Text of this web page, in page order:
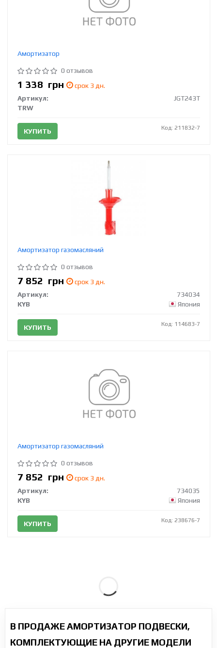
Амортизатор
0 отзывов
1 338 грн
срок 3 дн.
Артикул:
JGT243T
TRW
КУПИТЬ Код: 211832-7
Амортизатор газомасляний
0 отзывов
7 852 грн
срок 3 дн.
Артикул:
734034
KYB
Япония
КУПИТЬ Код: 114683-7
Амортизатор газомасляний
0 отзывов
7 852 грн
срок 3 дн.
Артикул:
734035
KYB
Япония
КУПИТЬ Код: 238676-7
В ПРОДАЖЕ АМОРТИЗАТОР ПОДВЕСКИ,
КОМПЛЕКТУЮЩИЕ НА ДРУГИЕ МОДЕЛИ